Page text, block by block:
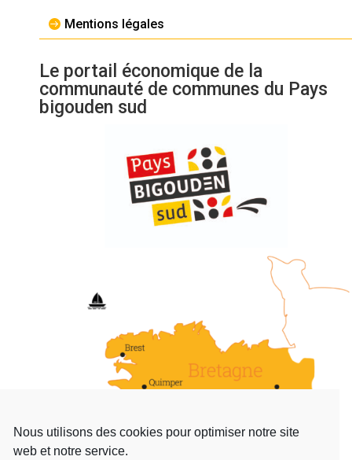
Mentions légales
Le portail économique de la
communauté de communes du Pays
bigouden sud
Nous utilisons des cookies pour optimiser notre site
web et notre service.